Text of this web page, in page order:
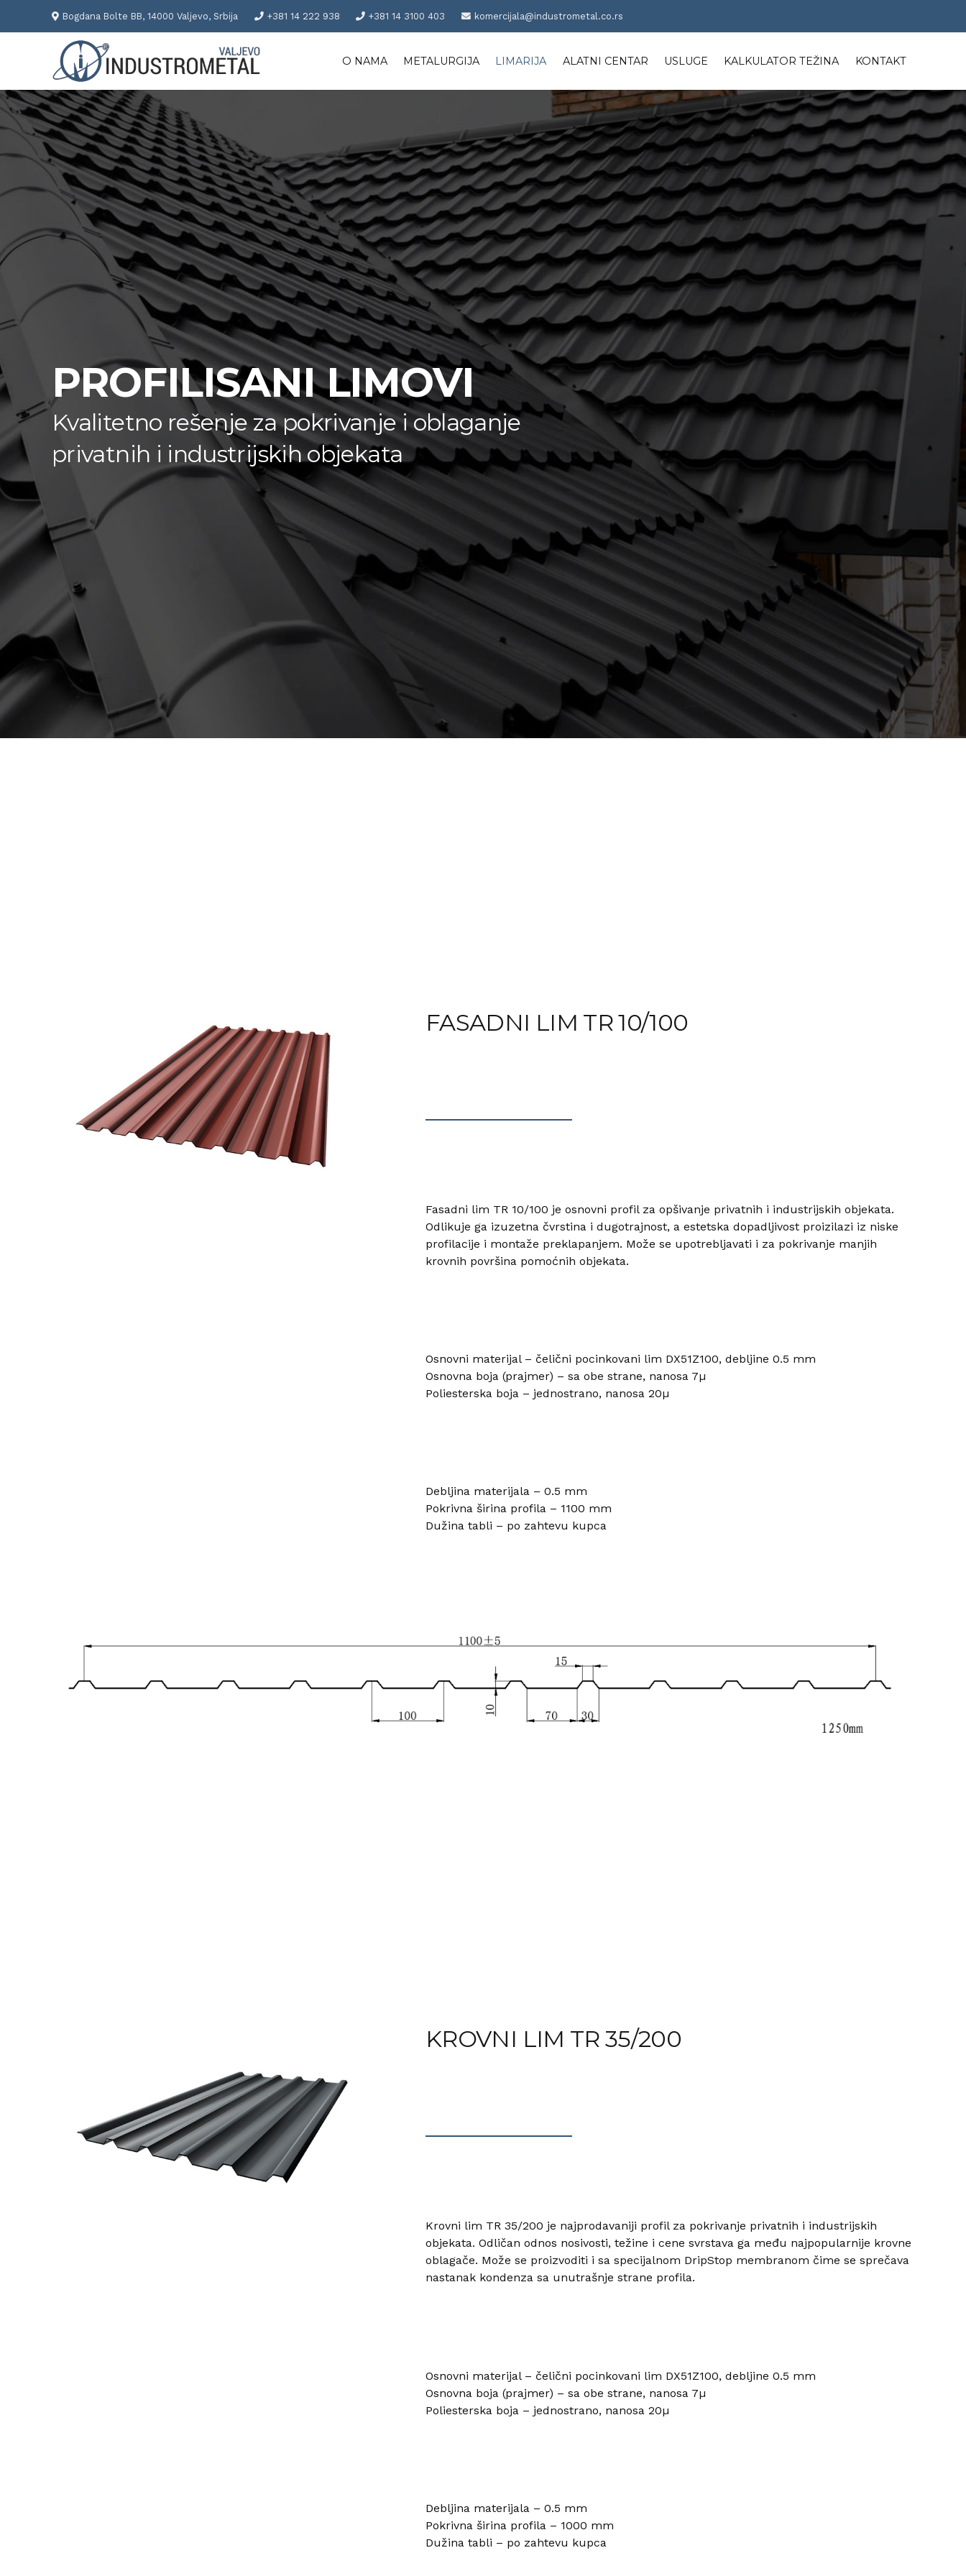
Bogdana Bolte BB, 14000 Valjevo, Srbija +381 14 222 938 +381 14 3100 403 komercijala@industrometal.co.rs
O NAMA METALURGIJA LIMARIJA ALATNI CENTAR USLUGE KALKULATOR TEŽINA KONTAKT
PROFILISANI LIMOVI
Kvalitetno rešenje za pokrivanje i oblaganje
privatnih i industrijskih objekata
FASADNI LIM TR 10/100
Fasadni lim TR 10/100 je osnovni profil za opšivanje privatnih i industrijskih objekata.
Odlikuje ga izuzetna čvrstina i dugotrajnost, a estetska dopadljivost proizilazi iz niske
profilacije i montaže preklapanjem. Može se upotrebljavati i za pokrivanje manjih
krovnih površina pomoćnih objekata.
Osnovni materijal – čelični pocinkovani lim DX51Z100, debljine 0.5 mm
Osnovna boja (prajmer) – sa obe strane, nanosa 7µ
Poliesterska boja – jednostrano, nanosa 20µ
Debljina materijala – 0.5 mm
Pokrivna širina profila – 1100 mm
Dužina tabli – po zahtevu kupca
KROVNI LIM TR 35/200
Krovni lim TR 35/200 je najprodavaniji profil za pokrivanje privatnih i industrijskih
objekata. Odličan odnos nosivosti, težine i cene svrstava ga među najpopularnije krovne
oblagače. Može se proizvoditi i sa specijalnom DripStop membranom čime se sprečava
nastanak kondenza sa unutrašnje strane profila.
Osnovni materijal – čelični pocinkovani lim DX51Z100, debljine 0.5 mm
Osnovna boja (prajmer) – sa obe strane, nanosa 7µ
Poliesterska boja – jednostrano, nanosa 20µ
Debljina materijala – 0.5 mm
Pokrivna širina profila – 1000 mm
Dužina tabli – po zahtevu kupca